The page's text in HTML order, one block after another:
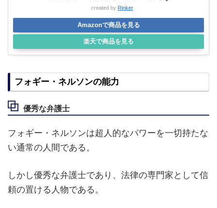
created by Rinker
Amazonで商品を見る
楽天で商品を見る
フォギー・ネルソンの能力
優秀な弁護士
フォギー・ネルソンは超人的なパワーを一切持たな
い通常の人間である。
しかし優秀な弁護士であり、法律の専門家として信
頼の置ける人物である。